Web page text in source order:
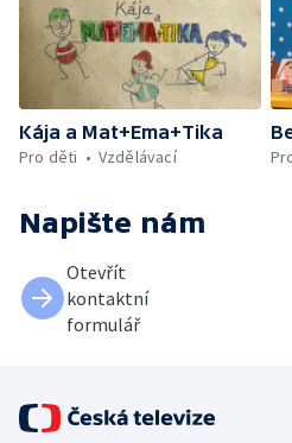
Kája a Mat+Ema+Tika
Pro děti
Vzdělávací
Napište nám
Otevřít
kontaktní
formulář